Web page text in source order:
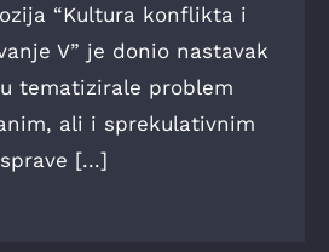
“Kultura konflikta i
V” je donio nastavak
tematizirale problem
ali i sprekulativnim
[...]